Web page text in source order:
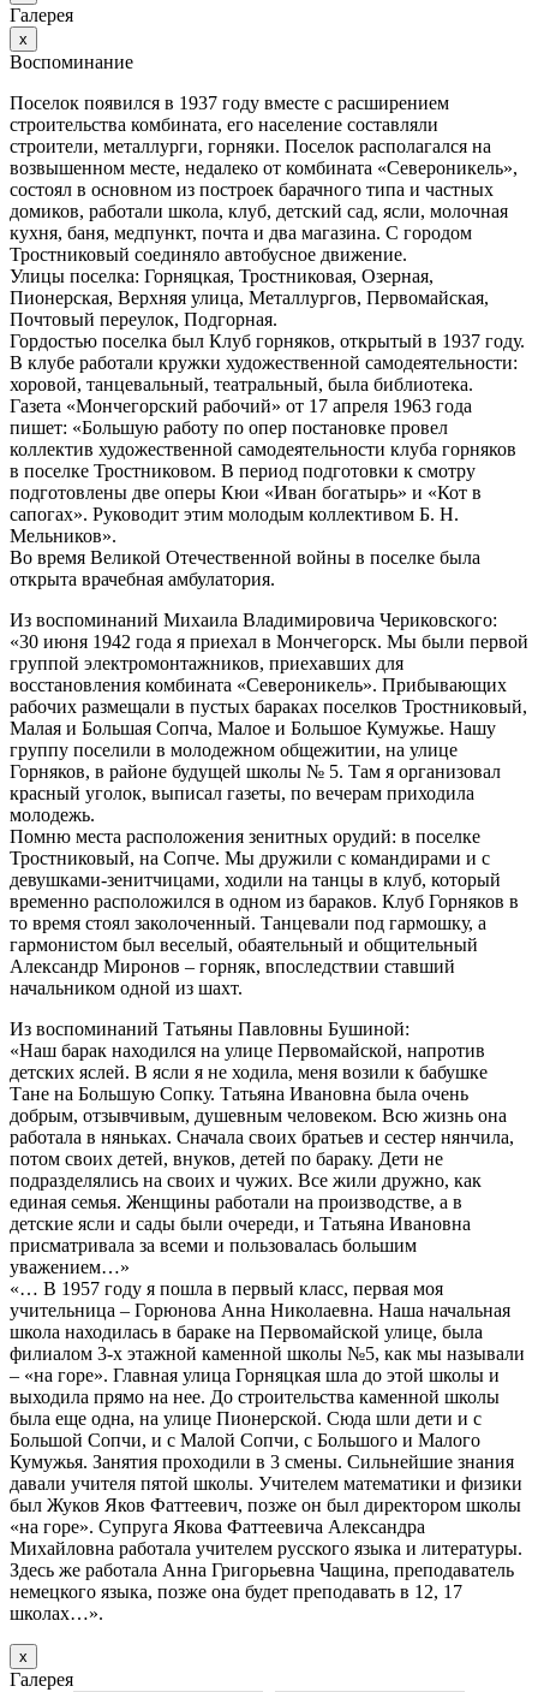
Галерея
х
Воспоминание
Поселок появился в 1937 году вместе с расширением
строительства комбината, его население составляли
строители, металлурги, горняки. Поселок располагался на
возвышенном месте, недалеко от комбината «Североникель»,
состоял в основном из построек барачного типа и частных
домиков, работали школа, клуб, детский сад, ясли, молочная
кухня, баня, медпункт, почта и два магазина. С городом
Тростниковый соединяло автобусное движение.
Улицы поселка: Горняцкая, Тростниковая, Озерная,
Пионерская, Верхняя улица, Металлургов, Первомайская,
Почтовый переулок, Подгорная.
Гордостью поселка был Клуб горняков, открытый в 1937 году.
В клубе работали кружки художественной самодеятельности:
хоровой, танцевальный, театральный, была библиотека.
Газета «Мончегорский рабочий» от 17 апреля 1963 года
пишет: «Большую работу по опер постановке провел
коллектив художественной самодеятельности клуба горняков
в поселке Тростниковом. В период подготовки к смотру
подготовлены две оперы Кюи «Иван богатырь» и «Кот в
сапогах». Руководит этим молодым коллективом Б. Н.
Мельников».
Во время Великой Отечественной войны в поселке была
открыта врачебная амбулатория.
Из воспоминаний Михаила Владимировича Чериковского:
«30 июня 1942 года я приехал в Мончегорск. Мы были первой
группой электромонтажников, приехавших для
восстановления комбината «Североникель». Прибывающих
рабочих размещали в пустых бараках поселков Тростниковый,
Малая и Большая Сопча, Малое и Большое Кумужье. Нашу
группу поселили в молодежном общежитии, на улице
Горняков, в районе будущей школы № 5. Там я организовал
красный уголок, выписал газеты, по вечерам приходила
молодежь.
Помню места расположения зенитных орудий: в поселке
Тростниковый, на Сопче. Мы дружили с командирами и с
девушками-зенитчицами, ходили на танцы в клуб, который
временно расположился в одном из бараков. Клуб Горняков в
то время стоял заколоченный. Танцевали под гармошку, а
гармонистом был веселый, обаятельный и общительный
Александр Миронов – горняк, впоследствии ставший
начальником одной из шахт.
Из воспоминаний Татьяны Павловны Бушиной:
«Наш барак находился на улице Первомайской, напротив
детских яслей. В ясли я не ходила, меня возили к бабушке
Тане на Большую Сопку. Татьяна Ивановна была очень
добрым, отзывчивым, душевным человеком. Всю жизнь она
работала в няньках. Сначала своих братьев и сестер нянчила,
потом своих детей, внуков, детей по бараку. Дети не
подразделялись на своих и чужих. Все жили дружно, как
единая семья. Женщины работали на производстве, а в
детские ясли и сады были очереди, и Татьяна Ивановна
присматривала за всеми и пользовалась большим
уважением…»
«… В 1957 году я пошла в первый класс, первая моя
учительница – Горюнова Анна Николаевна. Наша начальная
школа находилась в бараке на Первомайской улице, была
филиалом 3-х этажной каменной школы №5, как мы называли
– «на горе». Главная улица Горняцкая шла до этой школы и
выходила прямо на нее. До строительства каменной школы
была еще одна, на улице Пионерской. Сюда шли дети и с
Большой Сопчи, и с Малой Сопчи, с Большого и Малого
Кумужья. Занятия проходили в 3 смены. Сильнейшие знания
давали учителя пятой школы. Учителем математики и физики
был Жуков Яков Фаттеевич, позже он был директором школы
«на горе». Супруга Якова Фаттеевича Александра
Михайловна работала учителем русского языка и литературы.
Здесь же работала Анна Григорьевна Чащина, преподаватель
немецкого языка, позже она будет преподавать в 12, 17
школах…».
х
Галерея